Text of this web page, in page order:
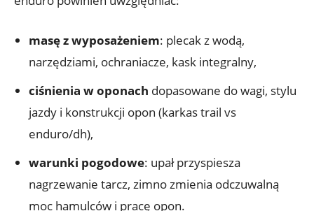
masę z wyposażeniem: plecak z wodą,
narzędziami, ochraniacze, kask integralny,
ciśnienia w oponach dopasowane do wagi, stylu
jazdy i konstrukcji opon (karkas trail vs
enduro/dh),
warunki pogodowe: upał przyspiesza
nagrzewanie tarcz, zimno zmienia odczuwalną
moc hamulców i pracę opon.